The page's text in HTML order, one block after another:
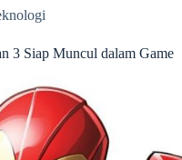
3 Siap Muncul dalam Game